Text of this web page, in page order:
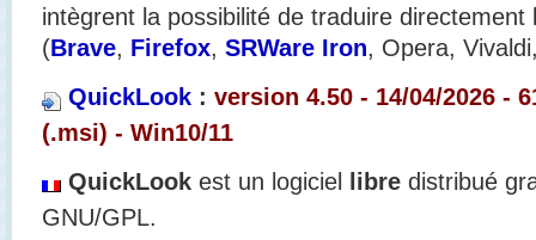
intègrent la possibilité de traduire directement
(Brave, Firefox, SRWare Iron, Opera,
QuickLook : version 4.50 - 14/04/2026 -
(.msi) - Win10/11
QuickLook est un logiciel libre distribué
GNU/GPL.